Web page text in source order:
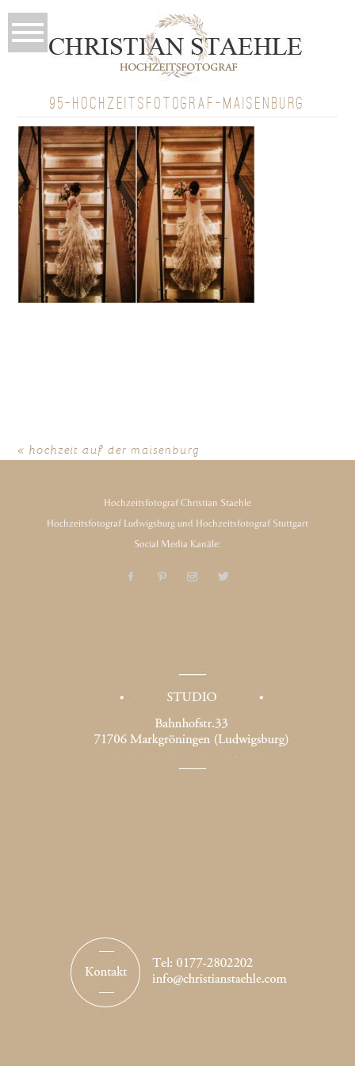
95-HOCHZEITSFOTOGRAF-MAISENBURG
« hochzeit auf der maisenburg
Hochzeitsfotograf Christian Staehle
Hochzeitsfotograf Ludwigsburg und Hochzeitsfotograf Stuttgart
Social Media Kanäle: